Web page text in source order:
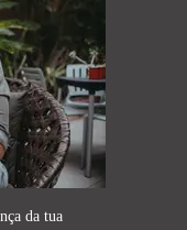
da tua